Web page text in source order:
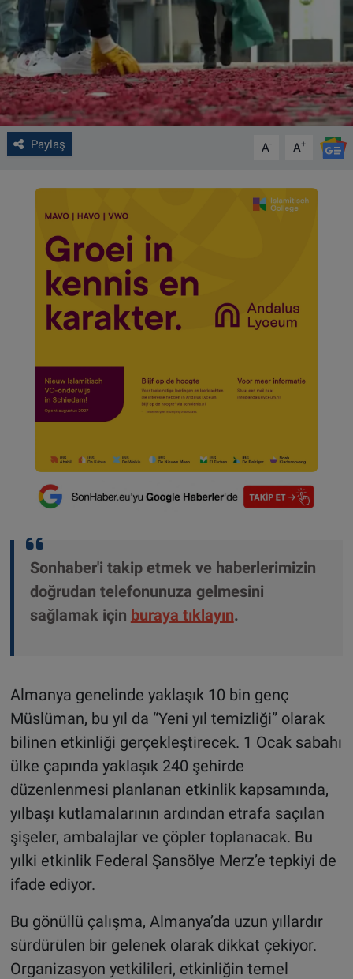
Paylaş A- A+
Sonhaber'i takip etmek ve haberlerimizin
doğrudan telefonunuza gelmesini
sağlamak için buraya tıklayın.
Almanya genelinde yaklaşık 10 bin genç
Müslüman, bu yıl da “Yeni yıl temizliği” olarak
bilinen etkinliği gerçekleştirecek. 1 Ocak sabahı
ülke çapında yaklaşık 240 şehirde
düzenlenmesi planlanan etkinlik kapsamında,
yılbaşı kutlamalarının ardından etrafa saçılan
şişeler, ambalajlar ve çöpler toplanacak. Bu
yılki etkinlik Federal Şansölye Merz’e tepkiyi de
ifade ediyor.
Bu gönüllü çalışma, Almanya’da uzun yıllardır
sürdürülen bir gelenek olarak dikkat çekiyor.
Organizasyon yetkilileri, etkinliğin temel
CONTACT
Çerez Politikası